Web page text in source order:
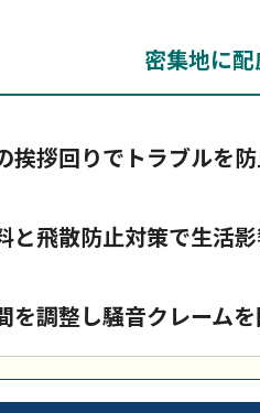
密集地に
挨拶回りでトラブルを
と飛散防止対策で生活
を調整し騒音クレーム